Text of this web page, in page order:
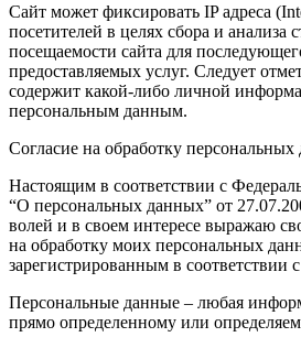
Сайт может фиксировать IP адреса
посетителей в целях сбора и анализа
посещаемости сайта для
предоставляемых услуг. Следует
содержит какой-либо личной
персональным данным.
Согласие на обработку
Настоящим в соответствии с
“О персональных данных” от
волей и в своем интересе выражаю
на обработку моих персональных
зарегистрированным в соответствии
Персональные данные – любая
прямо определенному или